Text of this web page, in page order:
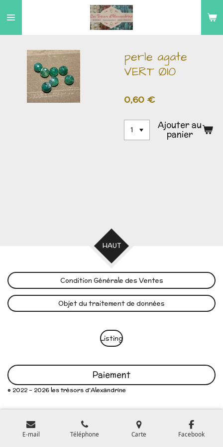
au
perle agate
VERT Ø10
0,60 €
Ajouter au
panier
HAUT
Condition Générale des Ventes
Objet du traitement de données
Listing
Paiement
© 2022 - 2026 les trésors d'Alexandrine
E-mail Téléphone Carte Facebook